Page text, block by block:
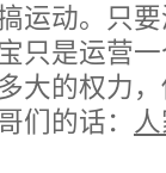
运动。只
只是运营
大的权力
们的话：